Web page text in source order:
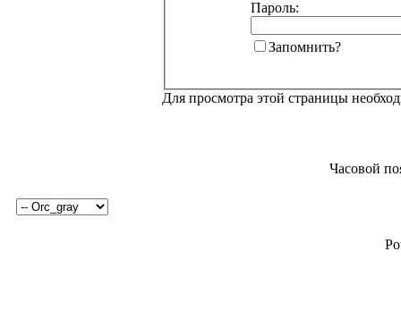
Пароль:
Запомнить?
Для просмотра этой страницы
Часовой